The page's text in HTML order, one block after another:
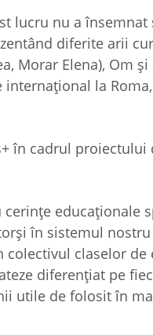
lucru nu a însemnat
diferite arii
Morar Elena), Om
internațional la
în cadrul proiectului
educaționale
în sistemul
claselor de
diferențiat pe
utile de folosit în